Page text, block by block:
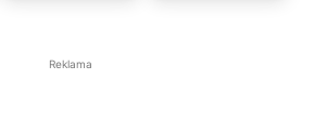
Reklama